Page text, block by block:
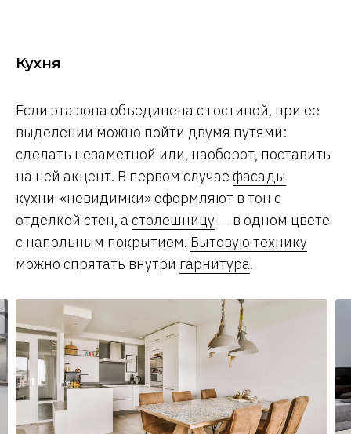
Кухня
Если эта зона объединена с гостиной, при ее
выделении можно пойти двумя путями:
сделать незаметной или, наоборот, поставить
на ней акцент. В первом случае фасады
кухни-«невидимки» оформляют в тон с
отделкой стен, астолешницу — в одном цвете
с напольным покрытием. Бытовую технику
можно спрятать внутри гарнитура.